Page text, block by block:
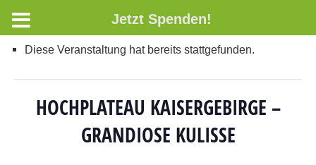
Diese Veranstaltung hat bereits stattgefunden.
HOCHPLATEAU KAISERGEBIRGE –
GRANDIOSE KULISSE
Jetzt Spenden!